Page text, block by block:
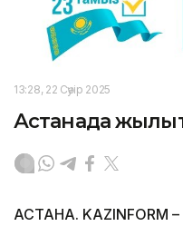
13:28, 22 Сәуір 2025
Астанада
АСТАНА. KAZINFORM –